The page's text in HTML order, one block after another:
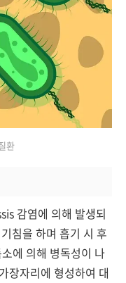
환
감염에 의해 발생되
침을 하며 흡기 시 후
에 의해 병독성이 나
장자리에 형성하여 대